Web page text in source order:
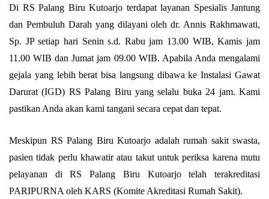
Di RS Palang Biru Kutoarjo terdapat layanan Spesialis Jantung
dan Pembuluh Darah yang dilayani oleh dr. Annis Rakhmawati,
Sp. JP setiap hari Senin s.d. Rabu jam 13.00 WIB, Kamis jam
11.00 WIB dan Jumat jam 09.00 WIB. Apabila Anda mengalami
gejala yang lebih berat bisa langsung dibawa ke Instalasi Gawat
Darurat (IGD) RS Palang Biru yang selalu buka 24 jam. Kami
pastikan Anda akan kami tangani secara cepat dan tepat.
Meskipun RS Palang Biru Kutoarjo adalah rumah sakit swasta,
pasien tidak perlu khawatir atau takut untuk periksa karena mutu
pelayanan di RS Palang Biru Kutoarjo telah terakreditasi
PARIPURNA oleh KARS (Komite Akreditasi Rumah Sakit).